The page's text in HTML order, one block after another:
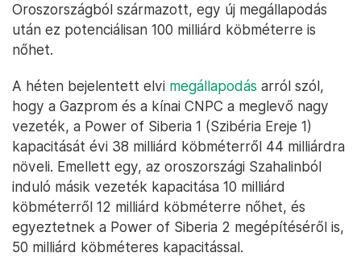
Oroszországból származott, egy új megállapodás
után ez potenciálisan 100 milliárd köbméterre is
nőhet.
A héten bejelentett elvi megállapodás arról szól,
hogy a Gazprom és a kínai CNPC a meglevő nagy
vezeték, a Power of Siberia 1 (Szibéria Ereje 1)
kapacitását évi 38 milliárd köbméterről 44 milliárdra
növeli. Emellett egy, az oroszországi Szahalinból
induló másik vezeték kapacitása 10 milliárd
köbméterről 12 milliárd köbméterre nőhet, és
egyeztetnek a Power of Siberia 2 megépítéséről is,
50 milliárd köbméteres kapacitással.